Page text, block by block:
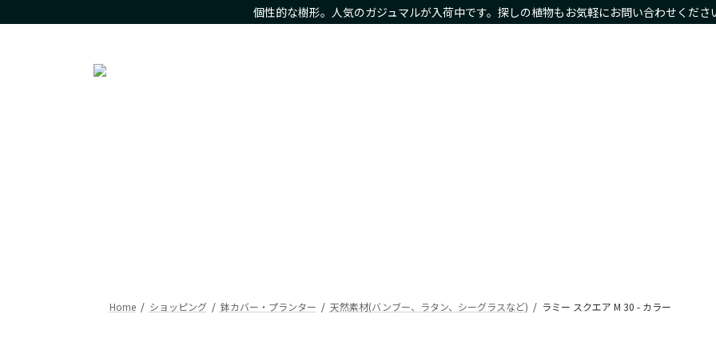
ン
ビ
個性的な樹形。人気のガジュマルが入荷中です。探しの植物もお気軽にお問い合わせくださ
Home ショッピング 鉢カバー・プランター 天然素材(バンブー、ラタン、シーグラスなど) ラミー スクエア M 30 - カラー